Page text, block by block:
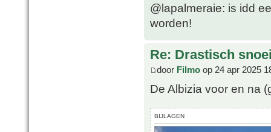
@lapalmeraie: is idd
worden!
Re: Drastisch
door Filmo op 24 apr 2025
De Albizia voor en na
BIJLAGEN